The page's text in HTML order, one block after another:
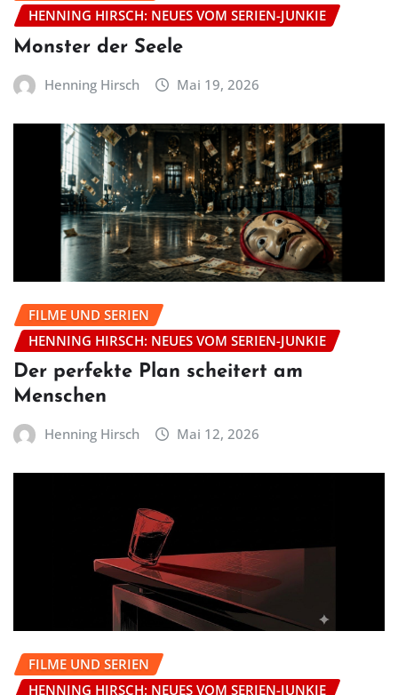
HENNING HIRSCH: NEUES VOM SERIEN-JUNKIE
Monster der Seele
Henning Hirsch Mai 19, 2026
FILME UND SERIEN
HENNING HIRSCH: NEUES VOM SERIEN-JUNKIE
Der perfekte Plan scheitert am
Menschen
Henning Hirsch Mai 12, 2026
FILME UND SERIEN
HENNING HIRSCH: NEUES VOM SERIEN-JUNKIE